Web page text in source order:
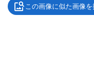
この画像に似た画像を